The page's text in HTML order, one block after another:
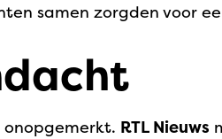
samen zorgden voor
RTL Nieuws